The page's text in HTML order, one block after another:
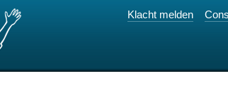
Klacht melden